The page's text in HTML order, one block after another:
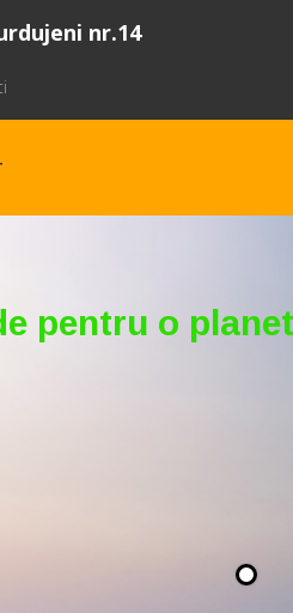
nr.14
pentru o